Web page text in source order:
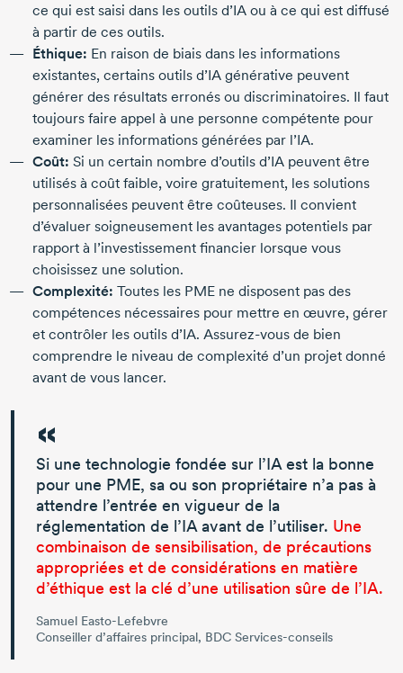
ce qui est saisi dans les outils d’IA ou à ce qui est diffusé
à partir de ces outils.
Éthique: En raison de biais dans les informations
existantes, certains outils d’IA générative peuvent
générer des résultats erronés ou discriminatoires. Il faut
toujours faire appel à une personne compétente pour
examiner les informations générées par l’IA.
Coût: Si un certain nombre d’outils d’IA peuvent être
utilisés à coût faible, voire gratuitement, les solutions
personnalisées peuvent être coûteuses. Il convient
d’évaluer soigneusement les avantages potentiels par
rapport à l’investissement financier lorsque vous
choisissez une solution.
Complexité: Toutes les PME ne disposent pas des
compétences nécessaires pour mettre en œuvre, gérer
et contrôler les outils d’IA. Assurez-vous de bien
comprendre le niveau de complexité d’un projet donné
avant de vous lancer.
Si une technologie fondée sur l’IA est la bonne
pour une PME, sa ou son propriétaire n’a pas à
attendre l’entrée en vigueur de la
réglementation de l’IA avant de l’utiliser. Une
combinaison de sensibilisation, de précautions
appropriées et de considérations en matière
d’éthique est la clé d’une utilisation sûre de l’IA.
Samuel Easto-Lefebvre
Conseiller d’affaires principal, BDC Services-conseils